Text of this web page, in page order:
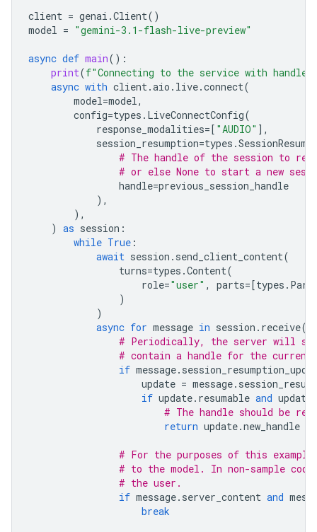
client = genai .Client()
model = "gemini-3.1-flash-live-preview"
async def main():
print(f"Connecting to the service with handle
async with client.aio . live.connect(
model=model,
config=types . LiveConnectConfig(
response_modalities=[ "AUDIO" ],
session_resumption=types .
# The handle of the session to
# or else None to start a new
handle=previous_session_handle
),
),
) as session :
while True :
await session . send_client_content(
turns=types .Content(
role="user" , parts=[types . Part
)
)
async for message in session . receive
# Periodically, the server will send
# contain a handle for the
if message.
update = message.
if update. resumable and update
# The handle should be
return update.new_handle
# For the purposes of this
# to the model. In non-sample
# the user.
if message. server_content and
break